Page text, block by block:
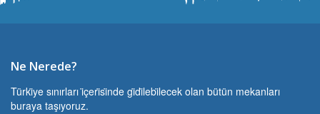
Ne Nerede?
Türki̇ye sınırları i̇çeri̇si̇nde gi̇di̇lebi̇lecek olan bütün mekanları
buraya taşıyoruz.